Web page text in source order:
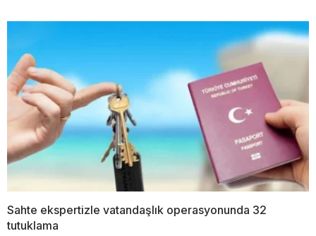
Sahte ekspertizle vatandaşlık operasyonunda 32
tutuklama